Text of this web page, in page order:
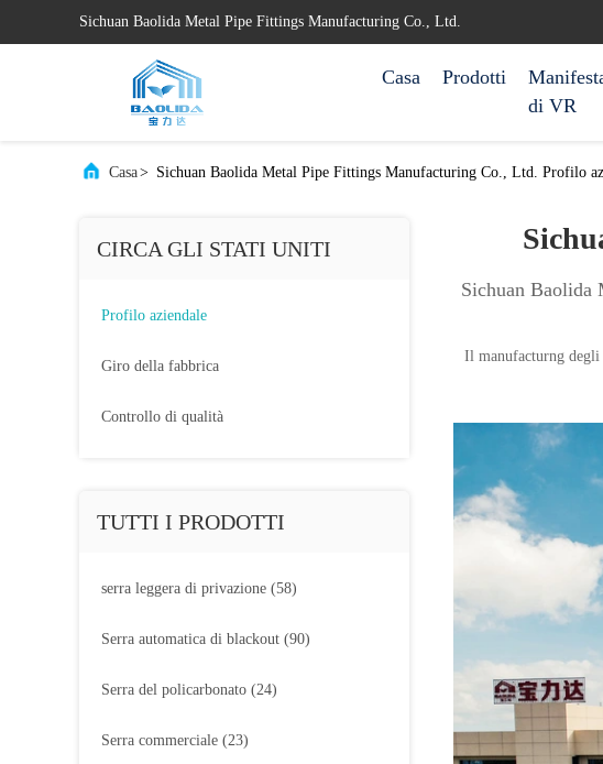
Sichuan Baolida Metal Pipe Fittings Manufacturing Co., Ltd.
Casa Prodotti
di VR
Casa> Sichuan Baolida Metal Pipe Fittings Manufacturing Co., Ltd. Profilo
CIRCA GLI STATI UNITI
Profilo aziendale
Giro della fabbrica
Controllo di qualità
TUTTI I PRODOTTI
serra leggera di privazione (58)
Serra automatica di blackout (90)
Serra del policarbonato (24)
Serra commerciale (23)
Sichuan Baolida
Il manufacturng degli